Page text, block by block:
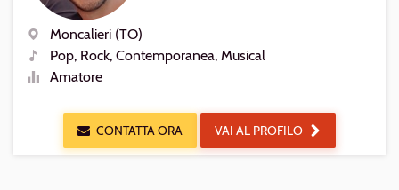
Luogo
Moncalieri (TO)
Generi
Pop, Rock, Contemporanea, Musical
Amatore
CONTATTA ORA VAI AL PROFILO